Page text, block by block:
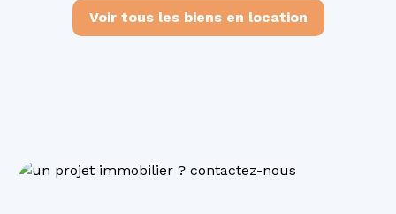
séjour lumineux, de deux chambres, d’une
salle de bains, d’un WC ainsi que d’une
organiser une visite et découvrir votre futur
Voir tous les biens en location